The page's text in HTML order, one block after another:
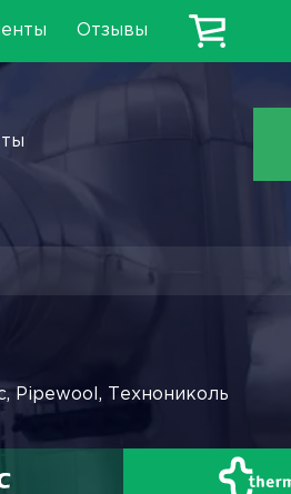
Отзывы
Pipewool, Технониколь